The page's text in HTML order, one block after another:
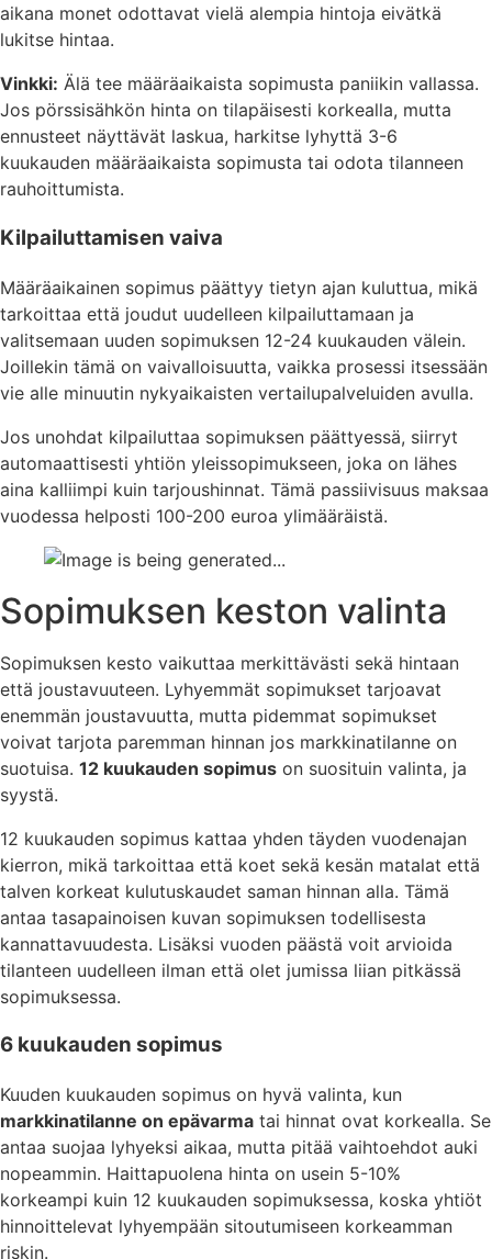
aikana monet odottavat vielä alempia hintoja eivätkä
lukitse hintaa.
Vinkki: Älä tee määräaikaista sopimusta paniikin vallassa.
Jos pörssisähkön hinta on tilapäisesti korkealla, mutta
ennusteet näyttävät laskua, harkitse lyhyttä 3-6
kuukauden määräaikaista sopimusta tai odota tilanneen
rauhoittumista.
Kilpailuttamisen vaiva
Määräaikainen sopimus päättyy tietyn ajan kuluttua, mikä
tarkoittaa että joudut uudelleen kilpailuttamaan ja
valitsemaan uuden sopimuksen 12-24 kuukauden välein.
Joillekin tämä on vaivalloisuutta, vaikka prosessi itsessään
vie alle minuutin nykyaikaisten vertailupalveluiden avulla.
Jos unohdat kilpailuttaa sopimuksen päättyessä, siirryt
automaattisesti yhtiön yleissopimukseen, joka on lähes
aina kalliimpi kuin tarjoushinnat. Tämä passiivisuus maksaa
vuodessa helposti 100-200 euroa ylimääräistä.
Sopimuksen keston valinta
Sopimuksen kesto vaikuttaa merkittävästi sekä hintaan
että joustavuuteen. Lyhyemmät sopimukset tarjoavat
enemmän joustavuutta, mutta pidemmat sopimukset
voivat tarjota paremman hinnan jos markkinatilanne on
suotuisa. 12 kuukauden sopimus on suosituin valinta, ja
syystä.
12 kuukauden sopimus kattaa yhden täyden vuodenajan
kierron, mikä tarkoittaa että koet sekä kesän matalat että
talven korkeat kulutuskaudet saman hinnan alla. Tämä
antaa tasapainoisen kuvan sopimuksen todellisesta
kannattavuudesta. Lisäksi vuoden päästä voit arvioida
tilanteen uudelleen ilman että olet jumissa liian pitkässä
sopimuksessa.
6 kuukauden sopimus
Kuuden kuukauden sopimus on hyvä valinta, kun
markkinatilanne on epävarma tai hinnat ovat korkealla. Se
antaa suojaa lyhyeksi aikaa, mutta pitää vaihtoehdot auki
nopeammin. Haittapuolena hinta on usein 5-10%
korkeampi kuin 12 kuukauden sopimuksessa, koska yhtiöt
hinnoittelevat lyhyempään sitoutumiseen korkeamman
riskin.